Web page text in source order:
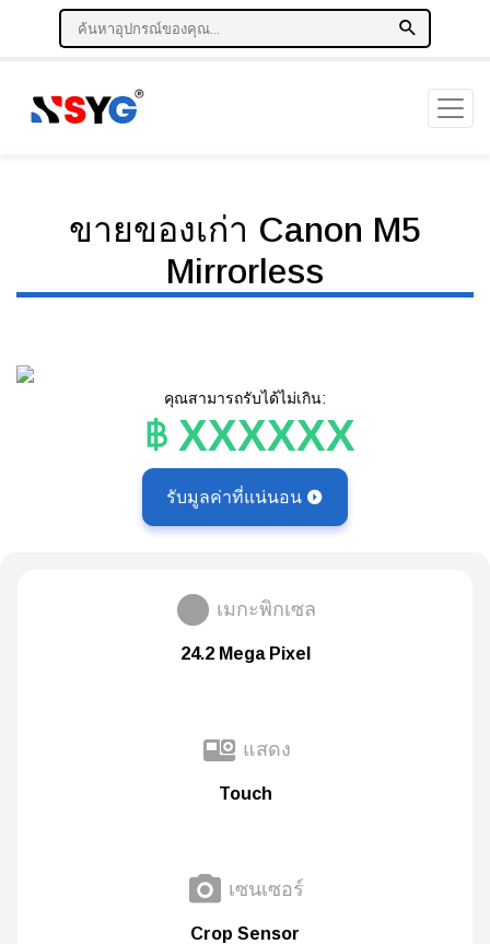
ขายของเก่า Canon M5
Mirrorless
คุณสามารถรับได้ไม่เกิน:
XXXXXX
รับมูลค่าที่แน่นอน
เมกะพิกเซล
24.2 Mega Pixel
แสดง
Touch
เซนเซอร์
Crop Sensor